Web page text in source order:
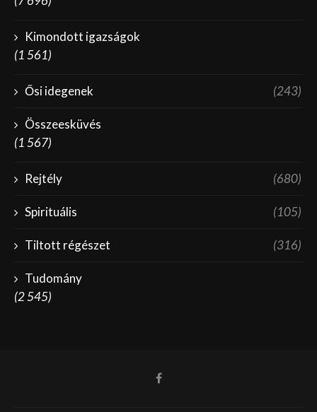
Kimondott igazságok
(1 561)
Ősi idegenek (243)
Összeesküvés
(1 567)
Rejtély (680)
Spirituális (105)
Tiltott régészet (316)
Tudomány
(2 545)